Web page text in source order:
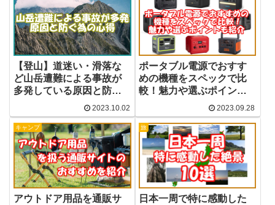
【登山】道迷い・滑落な
ど山岳遭難による事故が
多発している原因と防ぐ
2023.10.02
ポータブル電源でおすす
めの機種をスペックで比
較！魅力や選ぶポイント
2023.09.28
キャンプ
アウトドア用品を通販サ
旅
日本一周で特に感動した